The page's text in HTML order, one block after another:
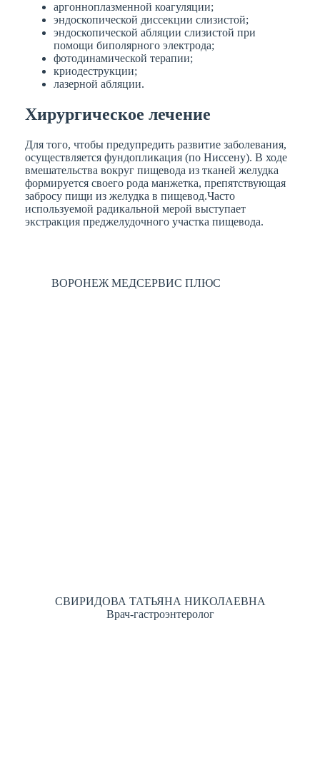
аргонноплазменной коагуляции;
эндоскопической диссекции слизистой;
эндоскопической абляции слизистой при
помощи биполярного электрода;
фотодинамической терапии;
криодеструкции;
лазерной абляции.
Хирургическое лечение
Для того, чтобы предупредить развитие заболевания,
осуществляется фундопликация (по Ниссену). В ходе
вмешательства вокруг пищевода из тканей желудка
формируется своего рода манжетка, препятствующая
забросу пищи из желудка в пищевод.Часто
используемой радикальной мерой выступает
экстракция преджелудочного участка пищевода.
ВОРОНЕЖ МЕДСЕРВИС ПЛЮС
СВИРИДОВА ТАТЬЯНА НИКОЛАЕВНА
Врач-гастроэнтеролог